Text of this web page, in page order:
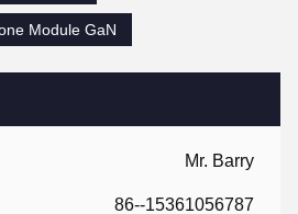
Mr. Barry
86--15361056787
Module GaN